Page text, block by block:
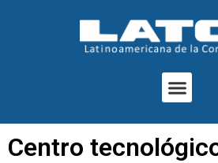
Menu
Centro